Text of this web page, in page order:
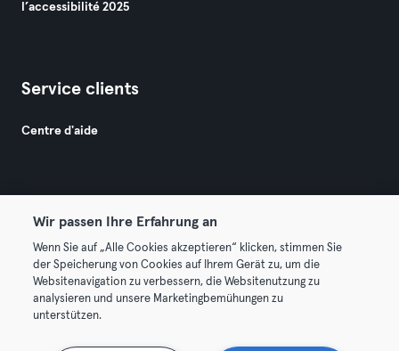
l’accessibilité 2025
Service clients
Centre d'aide
© 2026 Urban Sports Group GmbH. All rights reserved.
Conditions générales Politique de confidentialité
Mentions légales
Wir passen Ihre Erfahrung an
Wenn Sie auf „Alle Cookies akzeptieren“ klicken, stimmen Sie
der Speicherung von Cookies auf Ihrem Gerät zu, um die
Websitenavigation zu verbessern, die Websitenutzung zu
analysieren und unsere Marketingbemühungen zu
unterstützen.